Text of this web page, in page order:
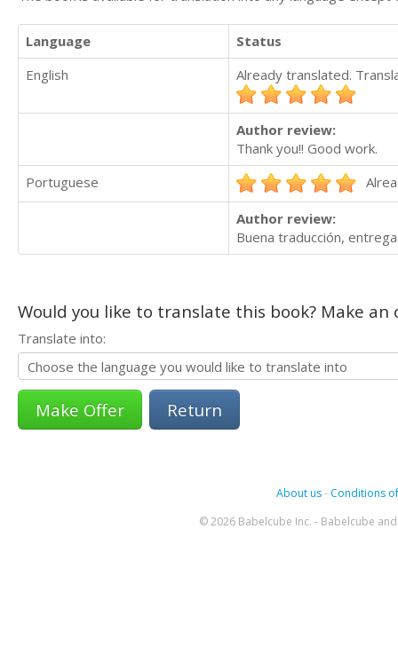
Language
Status
English
Already translated.
Author review:
Thank you!! Good work.
Portuguese
Author review:
Buena traducción,
Would you like to translate this book? Make
Translate into:
Return
About us- Conditions
© 2026 Babelcube Inc. - Babelcube